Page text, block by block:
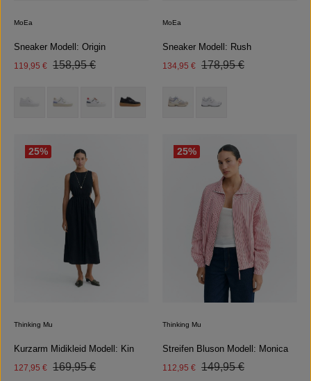
MoEa
Sneaker Modell: Origin
Verkaufspreis:
119,95 € Regulärer Preis:
158,95 €
auswählen
MoEa
Sneaker Modell: Rush
Verkaufspreis:
134,95 € Regulärer Preis:
178,95 €
Farbe auswählen
25%
Thinking Mu
Kurzarm Midikleid Modell: Kin
Verkaufspreis:
127,95 € Regulärer Preis:
169,95 €
25%
Thinking Mu
Streifen Bluson Modell: Monica
Verkaufspreis:
112,95 € Regulärer Preis:
149,95 €